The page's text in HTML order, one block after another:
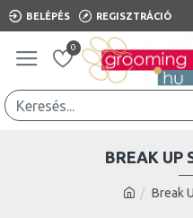
BELÉPÉS REGISZTRÁCIÓ
0
Break
BREAK UP